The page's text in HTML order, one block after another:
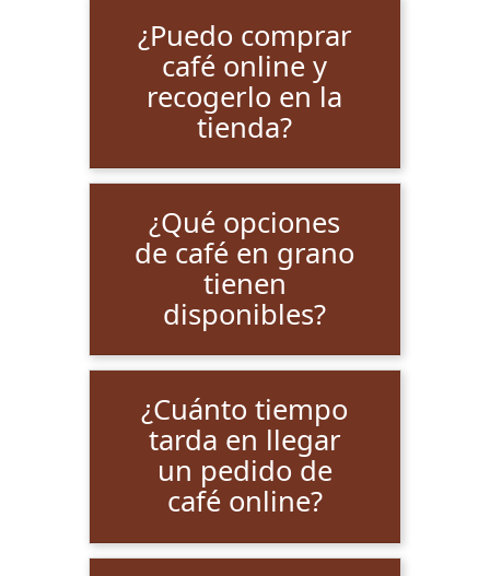
¿Puedo comprar
café online y
recogerlo en la
tienda?
¿Qué opciones
de café en grano
tienen
disponibles?
¿Cuánto tiempo
tarda en llegar
un pedido de
café online?